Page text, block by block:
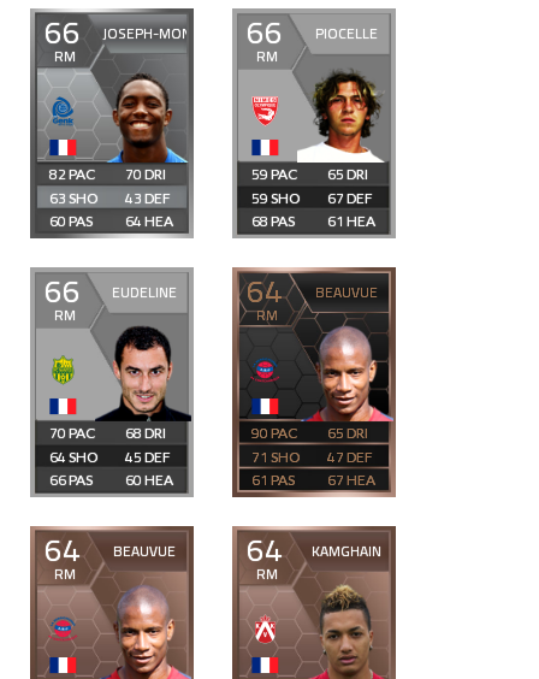
66
RM
JOSEPH-MONROSE
82
63
60
70
43
64
66
RM
PIOCELLE
59
59
68
65
67
61
66
RM
EUDELINE
70
64
66
68
45
60
64
RM
BEAUVUE
90
71
61
65
47
67
64
RM
BEAUVUE 64
RM
KAMGHAIN